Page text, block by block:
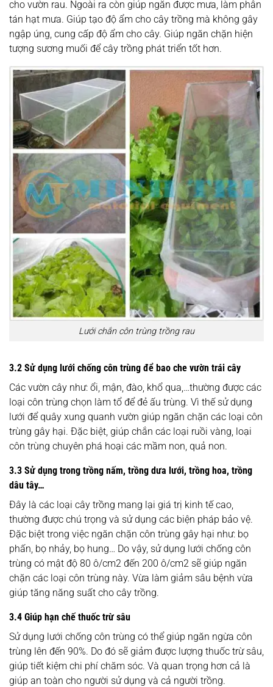
cho vườn rau. Ngoài ra còn giúp ngăn được mưa, làm phân
tán hạt mưa. Giúp tạo độ ẩm cho cây trồng mà không gây
ngập úng, cung cấp độ ẩm cho cây. Giúp ngăn chặn hiện
tượng sương muối để cây trồng phát triển tốt hơn.
Lưới chắn côn trùng trồng rau
3.2 Sử dụng lưới chống côn trùng để bao che vườn trái cây
Các vườn cây như: ổi, mận, đào, khổ qua,…thường được các
loại côn trùng chọn làm tổ để đẻ ấu trùng. Vì thế sử dụng
lưới để quây xung quanh vườn giúp ngăn chặn các loại côn
trùng gây hại. Đặc biệt, giúp chắn các loại ruồi vàng, loại
côn trùng chuyên phá hoại các mầm non, quả non.
3.3 Sử dụng trong trồng nấm, trồng dưa lưới, trồng hoa, trồng
dâu tây…
Đây là các loại cây trồng mang lại giá trị kinh tế cao,
thường được chú trọng và sử dụng các biện pháp bảo vệ.
Đặc biệt trong việc ngăn chặn côn trùng gây hại như: bọ
phấn, bọ nhảy, bọ hung… Do vậy, sử dụng lưới chống côn
trùng có mật độ 80 ô/cm2 đến 200 ô/cm2 sẽ giúp ngăn
chặn các loại côn trùng này. Vừa làm giảm sâu bệnh vừa
giúp tăng năng suất cho cây trồng.
3.4 Giúp hạn chế thuốc trừ sâu
Sử dụng lưới chống côn trùng có thể giúp ngăn ngừa côn
trùng lên đến 90%. Do đó sẽ giảm được lượng thuốc trừ sâu,
giúp tiết kiệm chi phí chăm sóc. Và quan trọng hơn cả là
giúp an toàn cho người sử dụng và cả người trồng.